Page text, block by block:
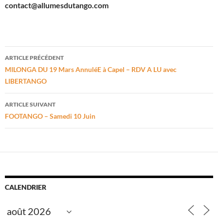
contact@allumesdutango.com
Navigation
des
articles
ARTICLE PRÉCÉDENT
MILONGA DU 19 Mars AnnuléE à Capel – RDV A LU avec
LIBERTANGO
ARTICLE SUIVANT
FOOTANGO – Samedi 10 Juin
CALENDRIER